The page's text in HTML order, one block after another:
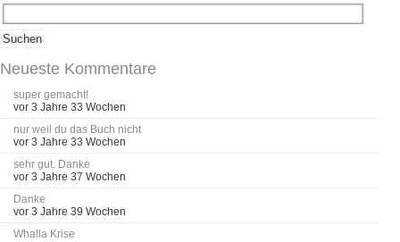
Neueste Kommentare
super gemacht!
vor 3 Jahre 33 Wochen
nur weil du das Buch nicht
vor 3 Jahre 33 Wochen
sehr gut. Danke
vor 3 Jahre 37 Wochen
Danke
vor 3 Jahre 39 Wochen
Whalla Krise